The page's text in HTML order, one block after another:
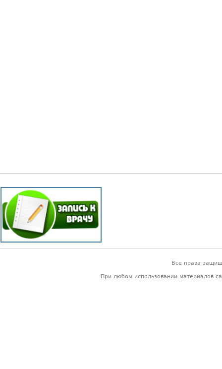
Все права
При любом использовании материалов